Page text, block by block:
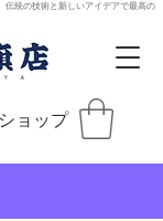
伝統の技術と新しいアイデアで最高の
ョップ